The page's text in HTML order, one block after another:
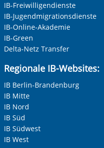
Neutrale Anrede
Unternehmen
Nachname, Vorname*
Adresse (PLZ, Ort, Strasse)
Ihre E-Mail-Adresse
IB-Freiwilligendienste
IB-Jugendmigrationsdienste
IB-Online-Akademie
IB-Green
Delta-Netz Transfer
Regionale IB-Websites:
IB Berlin-Brandenburg
IB Mitte
IB Nord
IB Süd
IB Südwest
IB West